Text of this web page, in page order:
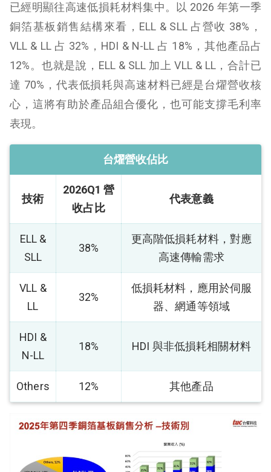
已經明顯往高速低損耗材料集中。以 2026 年第一季
銅箔基板銷售結構來看，ELL & SLL 占營收 38%，
VLL & LL 占 32%，HDI & N-LL 占 18%，其他產品占
12%。也就是說，ELL & SLL 加上 VLL & LL，合計已
達 70%，代表低損耗與高速材料已經是台燿營收核
心，這將有助於產品組合優化，也可能支撐毛利率
表現。
台燿營收佔比
技術
2026Q1 營
收占比
代表意義
ELL &
SLL
38%
更高階低損耗材料，對應
高速傳輸需求
VLL &
LL
32%
低損耗材料，應用於伺服
器、網通等領域
HDI &
N-LL
18% HDI 與非低損耗相關材料
Others 12% 其他產品